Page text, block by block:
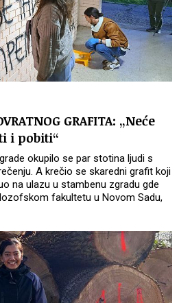
GRAFITA: „Neće
i pobiti“
okupilo se par stotina ljudi s
A krečio se skaredni grafit koji
na ulazu u stambenu zgradu gde
fakultetu u Novom Sadu,